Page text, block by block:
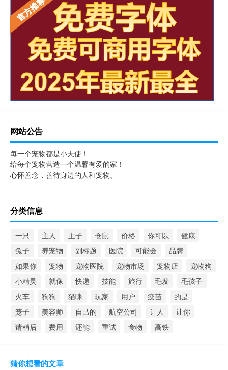
网站公告
每一个宠物都是小天使！
给每个宠物营造一个温馨有爱的家！
心怀善念，善待身边的人和宠物。
分类信息
一只 主人 主子 仓鼠 价格 你可以
健康
兔子
养宠物 副标题 医院 可能会
品牌
如果你
宠物 宠物医院 宠物市场 宠物店
宠物狗
小精灵
就像 快递 技能 旅行 毛发
毛孩子
火车
狗狗 猫咪 玩家 用户 疫苗
的是
笼子
美容师 自己的 航空公司 让人
让你
请稍后
费用 还能 重试 食物 高铁
猜你想看的文章